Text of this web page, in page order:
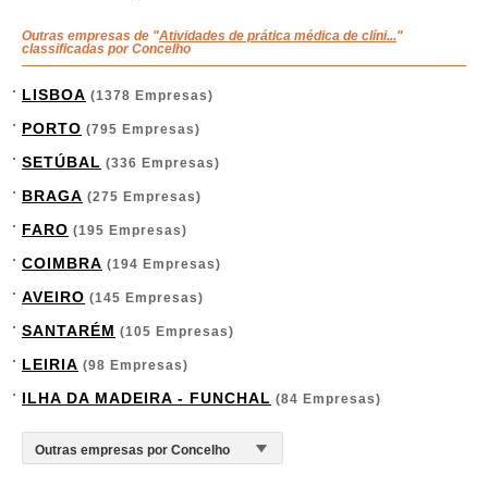
Outras empresas de "Atividades de prática médica de clíni..."
classificadas por Concelho
LISBOA (1378 Empresas)
PORTO (795 Empresas)
SETÚBAL (336 Empresas)
BRAGA (275 Empresas)
FARO (195 Empresas)
COIMBRA (194 Empresas)
AVEIRO (145 Empresas)
SANTARÉM (105 Empresas)
LEIRIA (98 Empresas)
ILHA DA MADEIRA - FUNCHAL (84 Empresas)